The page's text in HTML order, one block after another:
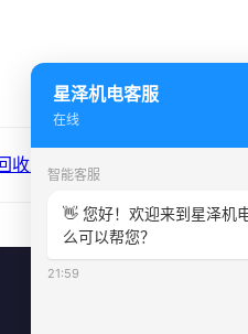
收工艺流程装置安装...
星泽机电客服
在线
智能客服
👋 您好！欢迎来到星泽机
么可以帮您？
21:59